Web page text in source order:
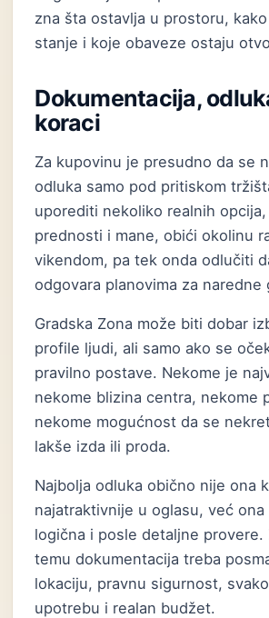
zna šta ostavlja u prostoru,
stanje i koje obaveze ostaju
Dokumentacija,
koraci
Za kupovinu je presudno da se
odluka samo pod pritiskom
uporediti nekoliko realnih
prednosti i mane, obići okolinu
vikendom, pa tek onda odlučiti
odgovara planovima za naredne
Gradska Zona može biti dobar
profile ljudi, ali samo ako se
pravilno postave. Nekome je
nekome blizina centra, nekome
nekome mogućnost da se
lakše izda ili proda.
Najbolja odluka obično nije ona
najatraktivnije u oglasu, već ona
logična i posle detaljne provere.
temu dokumentacija treba
lokaciju, pravnu sigurnost,
upotrebu i realan budžet.